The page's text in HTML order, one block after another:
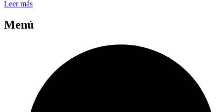
Leer más
Menú